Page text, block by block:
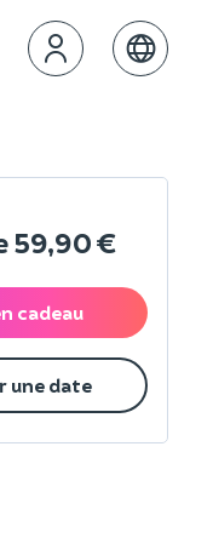
59,90 €
cadeau
une date